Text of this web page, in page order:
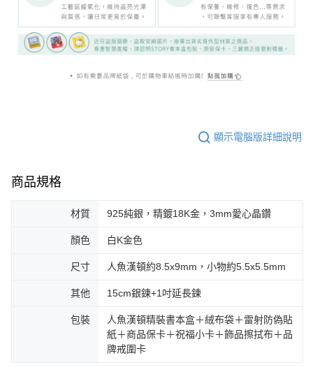
顯示電腦版詳細說明
商品規格
材質 925純銀，精鍍18K金，3mm愛心晶鑽
顏色 白K金色
尺寸 人魚漢頓約8.5x9mm，小物約5.5x5.5mm
其他 15cm銀鍊+1吋延長鍊
包裝
人魚漢頓精裝書本盒＋絨布袋＋雷射防偽貼
紙＋商品保卡＋祝福小卡＋飾品擦拭布＋品
牌戒圍卡